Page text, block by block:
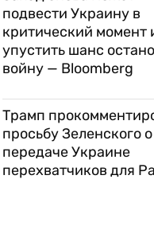
подвести Украину в
критический момент
упустить шанс
войну — Bloomberg
Трамп
просьбу Зеленского о
передаче Украине
перехватчиков для